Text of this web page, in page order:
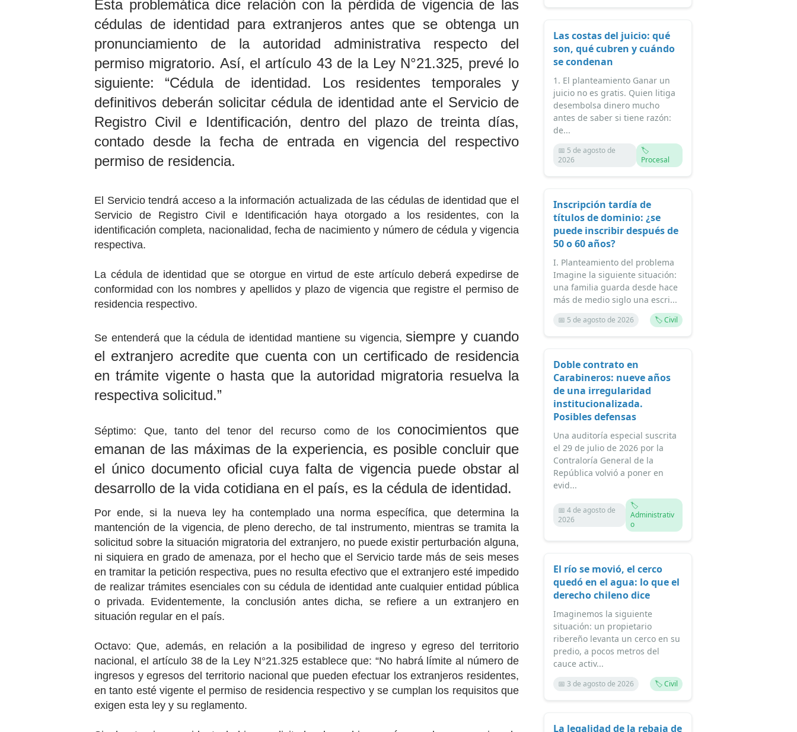
Esta problemática dice relación con la pérdida de vigencia de las
cédulas de identidad para extranjeros antes que se obtenga un
pronunciamiento de la autoridad administrativa respecto del
permiso migratorio. Así, el artículo 43 de la Ley N°21.325, prevé lo
siguiente: “Cédula de identidad. Los residentes temporales y
definitivos deberán solicitar cédula de identidad ante el Servicio de
Registro Civil e Identificación, dentro del plazo de treinta días,
contado desde la fecha de entrada en vigencia del respectivo
permiso de residencia.
El Servicio tendrá acceso a la información actualizada de las cédulas de identidad que el
Servicio de Registro Civil e Identificación haya otorgado a los residentes, con la
identificación completa, nacionalidad, fecha de nacimiento y número de cédula y vigencia
respectiva.
La cédula de identidad que se otorgue en virtud de este artículo deberá expedirse de
conformidad con los nombres y apellidos y plazo de vigencia que registre el permiso de
residencia respectivo.
Se entenderá que la cédula de identidad mantiene su vigencia, siempre y cuando
el extranjero acredite que cuenta con un certificado de residencia
en trámite vigente o hasta que la autoridad migratoria resuelva la
respectiva solicitud.”
Séptimo: Que, tanto del tenor del recurso como de los conocimientos que
emanan de las máximas de la experiencia, es posible concluir que
el único documento oficial cuya falta de vigencia puede obstar al
desarrollo de la vida cotidiana en el país, es la cédula de identidad.
Por ende, si la nueva ley ha contemplado una norma específica, que determina la
mantención de la vigencia, de pleno derecho, de tal instrumento, mientras se tramita la
solicitud sobre la situación migratoria del extranjero, no puede existir perturbación alguna,
ni siquiera en grado de amenaza, por el hecho que el Servicio tarde más de seis meses
en tramitar la petición respectiva, pues no resulta efectivo que el extranjero esté impedido
de realizar trámites esenciales con su cédula de identidad ante cualquier entidad pública
o privada. Evidentemente, la conclusión antes dicha, se refiere a un extranjero en
situación regular en el país.
Octavo: Que, además, en relación a la posibilidad de ingreso y egreso del territorio
nacional, el artículo 38de la Ley N°21.325 establece que: “No habrá límite al número de
ingresos y egresos del territorio nacional que pueden efectuar los extranjeros residentes,
en tanto esté vigente el permiso de residencia respectivo y se cumplan los requisitos que
exigen esta ley y su reglamento.
Las costas del juicio: qué
son, qué cubren y cuándo
se condenan
1. El planteamiento Ganar un
juicio no es gratis. Quien litiga
desembolsa dinero mucho
antes de saber si tiene razón:
de...
📅 5 de agosto de
2026
🏷️
Procesal
Inscripción tardía de
títulos de dominio: ¿se
puede inscribir después de
50 o 60 años?
I. Planteamiento del problema
Imagine la siguiente situación:
una familia guarda desde hace
más de medio siglo una escri...
📅 5 de agosto de 2026 🏷️ Civil
Doble contrato en
Carabineros: nueve años
de una irregularidad
institucionalizada.
Posibles defensas
Una auditoría especial suscrita
el 29 de julio de 2026 por la
Contraloría General de la
República volvió a poner en
evid...
📅 4 de agosto de
2026
🏷️
Administrativ
o
El río se movió, el cerco
quedó en el agua: lo que el
derecho chileno dice
Imaginemos la siguiente
situación: un propietario
ribereño levanta un cerco en su
predio, a pocos metros del
cauce activ...
📅 3 de agosto de 2026 🏷️ Civil
La legalidad de la rebaja de